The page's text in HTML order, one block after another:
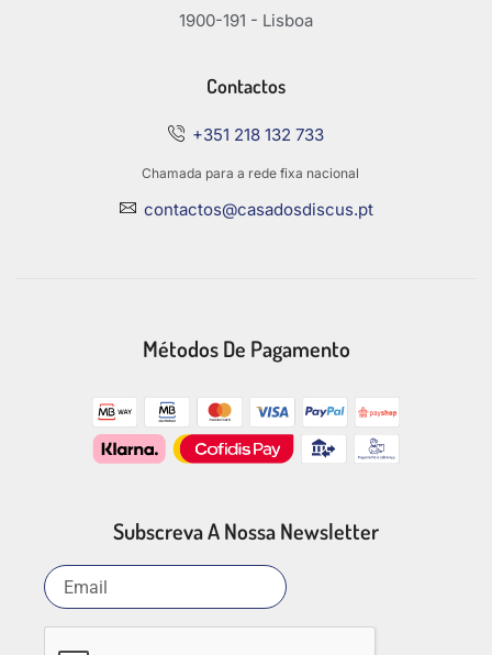
1900-191 - Lisboa
Contactos
+351 218 132 733
Chamada para a rede fixa nacional
contactos@casadosdiscus.pt
Métodos De Pagamento
Subscreva A Nossa Newsletter